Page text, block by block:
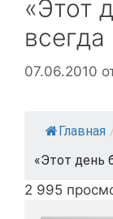
«Этот
07.06.2010
Главная
«Этот день
2 995